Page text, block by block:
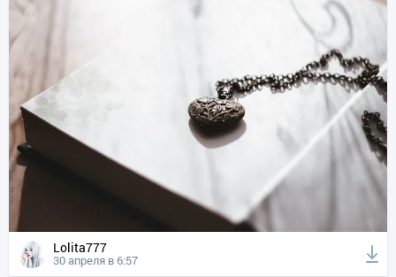
Lolita777
30 апреля в 6:57